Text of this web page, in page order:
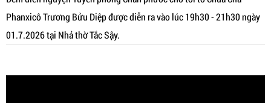
Phanxicô Trương Bửu Diệp được diễn ra vào lúc 19h30 - 21h30 ngày
01.7.2026 tại Nhả thờ Tắc Sậy.